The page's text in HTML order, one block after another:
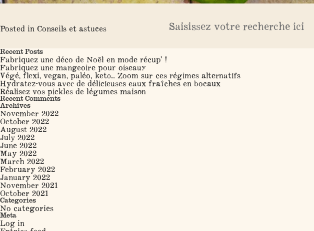
Posted in Conseils et astuces
Recent Posts
Fabriquez une déco de Noël en mode récup’ !
Fabriquez une mangeoire pour oiseaux
Végé, flexi, vegan, paléo, keto… Zoom sur ces régimes alternatifs
Hydratez-vous avec de délicieuses eaux fraîches en bocaux
Réalisez vos pickles de légumes maison
Recent Comments
Archives
November 2022
October 2022
August 2022
July 2022
June 2022
May 2022
March 2022
February 2022
January 2022
November 2021
October 2021
Categories
No categories
Meta
Log in